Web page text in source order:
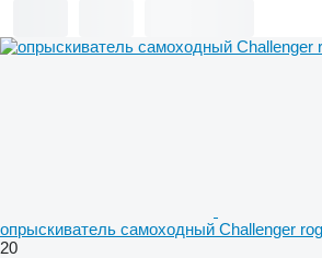
опрыскиватель самоходный Challenger
20